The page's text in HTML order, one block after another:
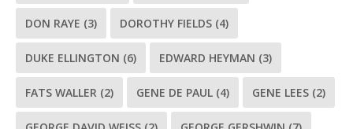
DON RAYE (3) DOROTHY FIELDS (4)
DUKE ELLINGTON (6) EDWARD HEYMAN (3)
FATS WALLER (2) GENE DE PAUL (4) GENE LEES (2)